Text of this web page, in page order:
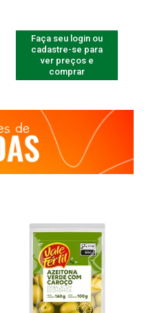
Faça seu login ou
cadastre-se para
ver preços e
comprar